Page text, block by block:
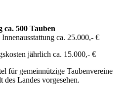
ca. 500 Tauben
ca. 25.000,- €
jährlich ca. 15.000,- €
für gemeinnützige Taubenvereine
Landes vorgesehen.